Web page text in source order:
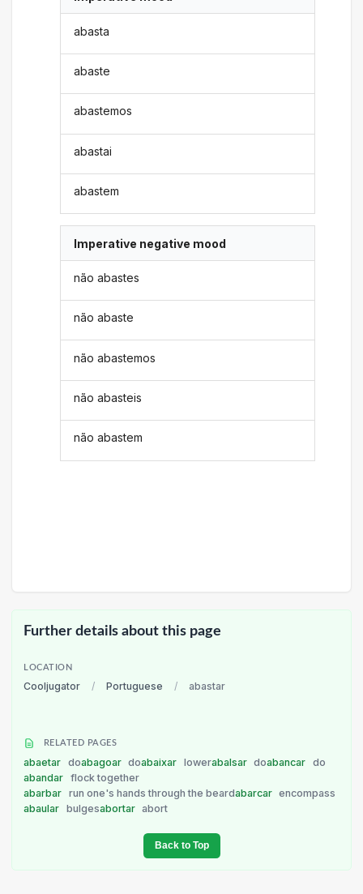
abasta
abaste
abastemos
abastai
abastem
Imperative negative mood
não abastes
não abaste
não abastemos
não abasteis
não abastem
Further details about this page
LOCATION
Cooljugator / Portuguese / abastar
RELATED PAGES
abaetar doabagoar doabaixar lowerabalsar doabancar do
abandar flock together
abarbar run one's hands through the beardabarcar encompass
abaular bulgesabortar abort
Back to Top